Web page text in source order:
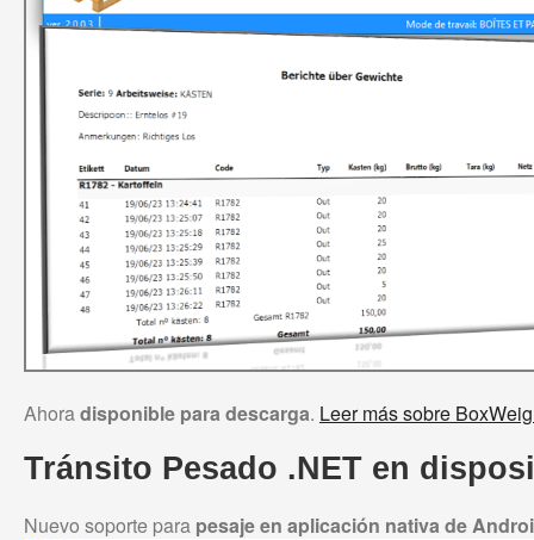
Ahora disponible para descarga. Leer más sobre
Tránsito Pesado .NET en
Nuevo soporte para pesaje en aplicación nativa de